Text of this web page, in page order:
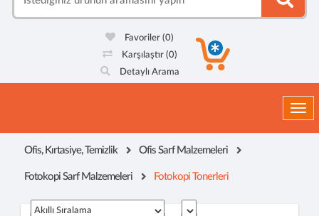
Favoriler(0)
Karşılaştır (0)
Detaylı Arama
Ofis, Kırtasiye, Temizlik Ofis Sarf Malzemeleri
Fotokopi Sarf Malzemeleri Fotokopi Tonerleri